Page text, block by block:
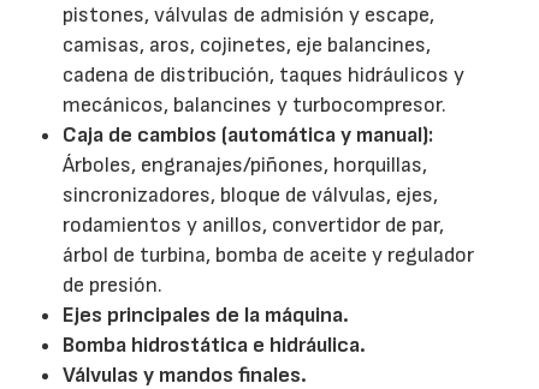
pistones, válvulas de admisión y escape,
camisas, aros, cojinetes, eje balancines,
cadena de distribución, taques hidráulicos y
mecánicos, balancines y turbocompresor.
Caja de cambios (automática y manual):
Árboles, engranajes/piñones, horquillas,
sincronizadores, bloque de válvulas, ejes,
rodamientos y anillos, convertidor de par,
árbol de turbina, bomba de aceite y regulador
de presión.
Ejes principales de la máquina.
Bomba hidrostática e hidráulica.
Válvulas y mandos finales.